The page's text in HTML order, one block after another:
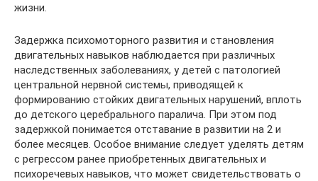
жизни.
Задержка психомоторного развития и становления
двигательных навыков наблюдается при различных
наследственных заболеваниях, у детей с патологией
центральной нервной системы, приводящей к
формированию стойких двигательных нарушений, вплоть
до детского церебрального паралича. При этом под
задержкой понимается отставание в развитии на 2 и
более месяцев. Особое внимание следует уделять детям
с регрессом ранее приобретенных двигательных и
психоречевых навыков, что может свидетельствовать о